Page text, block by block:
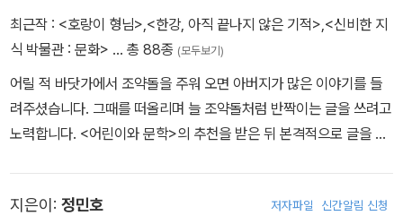
최근작 : <호랑이 형님>,<한강, 아직 끝나지 않은 기적>,<신비한 지
식 박물관 : 문화> … 총 88종 (모두보기)
어릴 적 바닷가에서 조약돌을 주워 오면 아버지가 많은 이야기를 들
려주셨습니다. 그때를 떠올리며 늘 조약돌처럼 반짝이는 글을 쓰려고
노력합니다. <어린이와 문학>의 추천을 받은 뒤 본격적으로 글을 쓰
습니다. 쓴 책으로 《한눈에 쏙 세계사_1 인류의 탄생과 고대 문명》
지은이: 정민호 저자파일 신간알림 신청